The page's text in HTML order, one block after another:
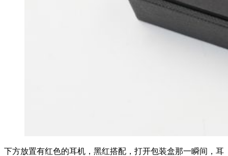
下方放置有红色的耳机，黑红搭配，打开包装盒那一瞬间，耳